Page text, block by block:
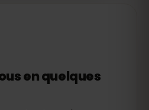
en quelques